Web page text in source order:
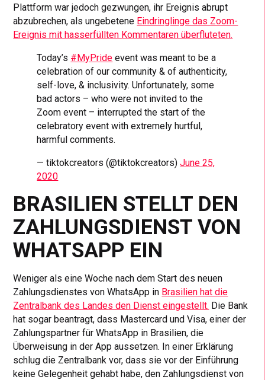
Plattform war jedoch gezwungen, ihr Ereignis abrupt
abzubrechen, als ungebetene Eindringlinge das Zoom-
Ereignis mit hasserfüllten Kommentaren überfluteten.
Today’s #MyPride event was meant to be a
celebration of our community & of authenticity,
self-love, & inclusivity. Unfortunately, some
bad actors – who were not invited to the
Zoom event – interrupted the start of the
celebratory event with extremely hurtful,
harmful comments.
— tiktokcreators (@tiktokcreators)June 25,
2020
BRASILIEN STELLT DEN
ZAHLUNGSDIENST VON
WHATSAPP EIN
Weniger als eine Woche nach dem Start des neuen
Zahlungsdienstes von WhatsApp in Brasilien hat die
Zentralbank des Landes den Dienst eingestellt. Die Bank
hat sogar beantragt, dass Mastercard und Visa, einer der
Zahlungspartner für WhatsApp in Brasilien, die
Überweisung in der App aussetzen. In einer Erklärung
schlug die Zentralbank vor, dass sie vor der Einführung
keine Gelegenheit gehabt habe, den Zahlungsdienst von